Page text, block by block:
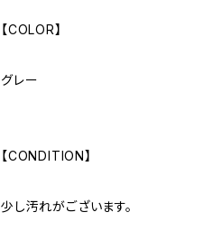
【COLOR】
グレー
【CONDITION】
少し汚れがございます。